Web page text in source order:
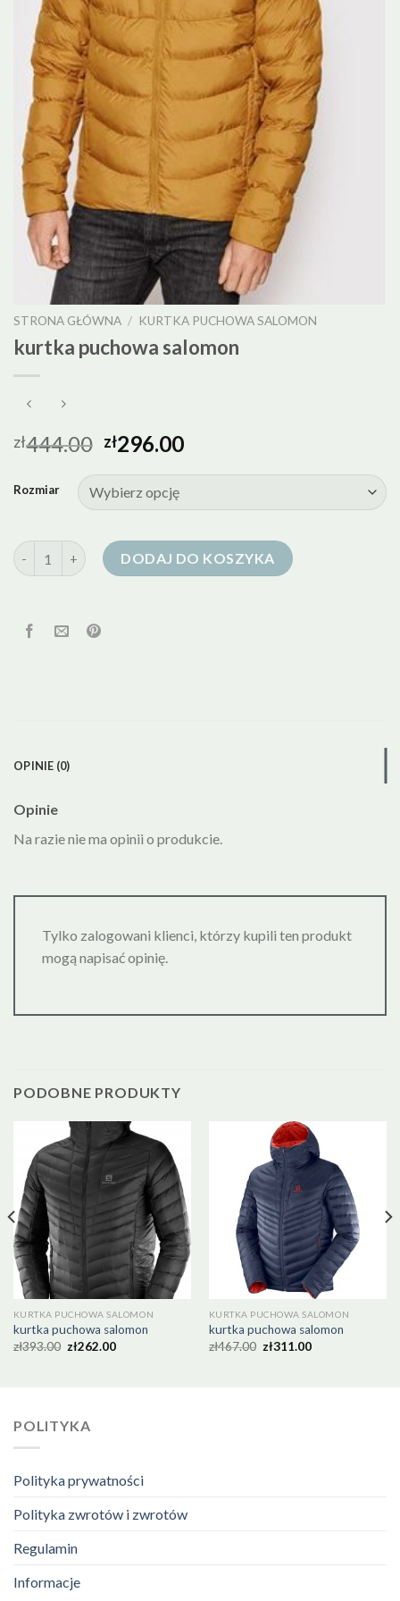
STRONA GŁÓWNA / KURTKA PUCHOWA SALOMON
kurtka puchowa salomon
zł444.00 zł296.00
Rozmiar
ilość kurtka puchowa salomonDODAJ DO KOSZYKA
OPINIE (0)
Opinie
Na razie nie ma opinii o produkcie.
Tylko zalogowani klienci, którzy kupili ten produkt
mogą napisać opinię.
PODOBNE PRODUKTY
KURTKA PUCHOWA SALOMON
kurtka puchowa salomon
zł393.00 zł262.00
KURTKA PUCHOWA SALOMON
kurtka puchowa salomon
zł467.00 zł311.00
POLITYKA
Polityka prywatności
Polityka zwrotów i zwrotów
Regulamin
Informacje